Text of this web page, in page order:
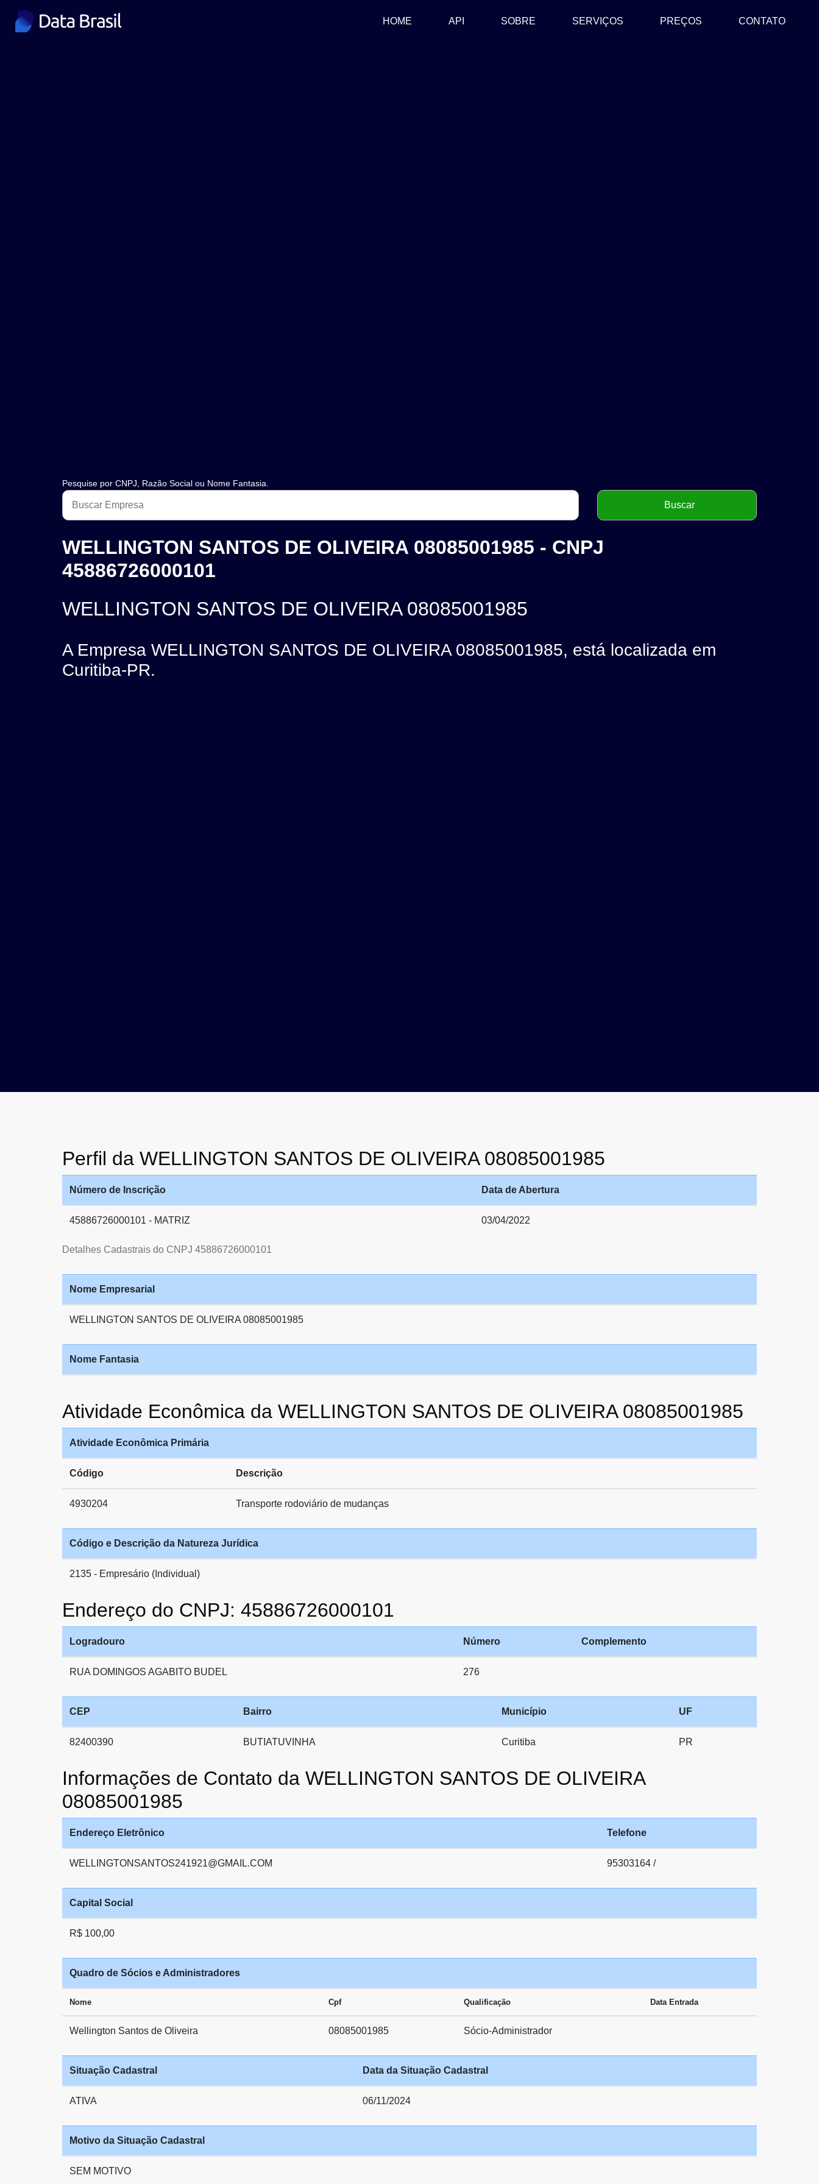
HOME (CURRENT)
API SOBRE SERVIÇOS PREÇOS CONTATO
Pesquise por CNPJ, Razão Social ou Nome Fantasia.
WELLINGTON SANTOS DE OLIVEIRA 08085001985 - CNPJ
45886726000101
WELLINGTON SANTOS DE OLIVEIRA 08085001985
A Empresa WELLINGTON SANTOS DE OLIVEIRA 08085001985, está localizada em
Curitiba-PR.
Perfil da WELLINGTON SANTOS DE OLIVEIRA 08085001985
Detalhes Cadastrais do CNPJ 45886726000101
Número de Inscrição Data de Abertura
45886726000101 - MATRIZ 03/04/2022
Nome Empresarial
WELLINGTON SANTOS DE OLIVEIRA 08085001985
Nome Fantasia
Atividade Econômica da WELLINGTON SANTOS DE OLIVEIRA 08085001985
Atividade Econômica Primária
Código Descrição
4930204 Transporte rodoviário de mudanças
Código e Descrição da Natureza Jurídica
2135 - Empresário (Individual)
Endereço do CNPJ: 45886726000101
Logradouro Número Complemento
RUA DOMINGOS AGABITO BUDEL 276
CEP Bairro Município UF
82400390 BUTIATUVINHA Curitiba PR
Informações de Contato da WELLINGTON SANTOS DE OLIVEIRA
08085001985
Endereço Eletrônico Telefone
WELLINGTONSANTOS241921@GMAIL.COM 95303164 /
Capital Social
R$ 100,00
Quadro de Sócios e Administradores
Nome Cpf Qualificação Data Entrada
Wellington Santos de Oliveira 08085001985 Sócio-Administrador
Situação Cadastral Data da Situação Cadastral
ATIVA 06/11/2024
Motivo da Situação Cadastral
SEM MOTIVO